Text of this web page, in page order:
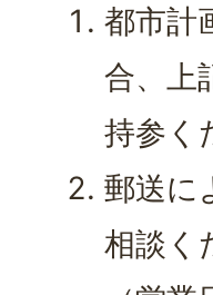
都市計
合、上
持参く
郵送に
相談く